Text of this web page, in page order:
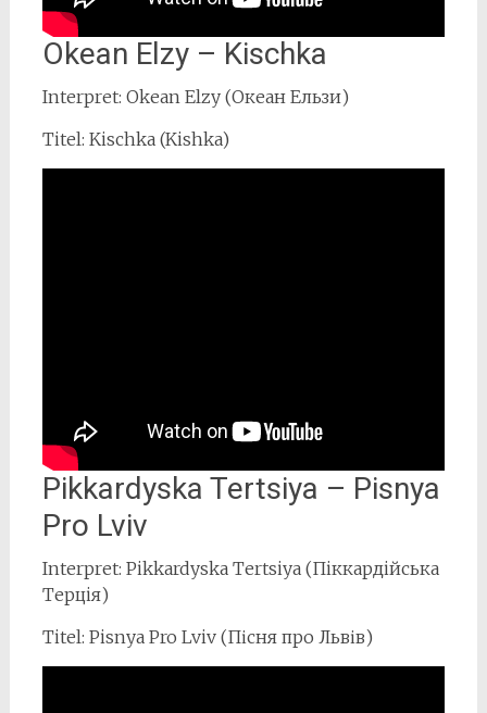
Okean Elzy – Kischka
Interpret: Okean Elzy (Океан Ельзи)
Titel: Kischka (Kishka)
Pikkardyska Tertsiya – Pisnya
Pro Lviv
Interpret: Pikkardyska Tertsiya (Пiккардiйська
Терцiя)
Titel: Pisnya Pro Lviv (Пісня про Львів)